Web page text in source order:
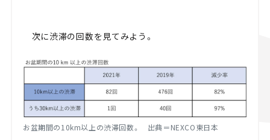
次に渋滞の回数を見てみよう。
お盆期間の10km以上の渋滞回数。 出典＝NEXCO東日本